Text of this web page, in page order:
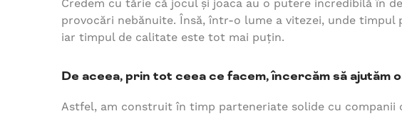
Credem cu tărie că jocul și joaca au o putere incredibilă în
provocări nebănuite. Însă, într-o lume a vitezei, unde
iar timpul de calitate este tot mai puțin.
De aceea, prin tot ceea ce facem, încercăm să ajutăm
Astfel, am construit în timp parteneriate solide cu companii